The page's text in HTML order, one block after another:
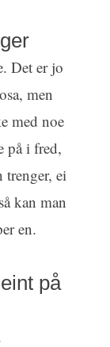
Det er jo
men
med noe
på i fred,
trenger, ei
kan man
en.
på